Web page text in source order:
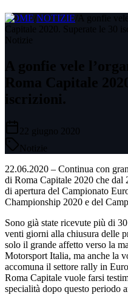
HOME NOTIZIE A gonfie
Capitale 2020. Superate le 30
Notizie
A gonfie vele
Roma Capitale
iscrizioni.
22 giugno 2020
Notizie
22.06.2020 – Continua con
di Roma Capitale 2020 che dal
di apertura del Campionato
Championship 2020 e del
Sono già state ricevute più di
venti giorni alla chiusura delle
solo il grande affetto verso la
Motorsport Italia, ma anche la
accomuna il settore rally in
Roma Capitale vuole farsi
specialità dopo questo periodo